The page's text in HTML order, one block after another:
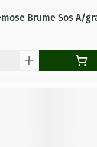
Brume Sos A/